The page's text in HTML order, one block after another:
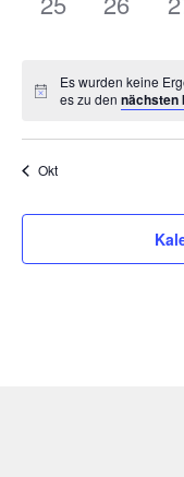
Es wurden keine
es zu dennächsten
Okt